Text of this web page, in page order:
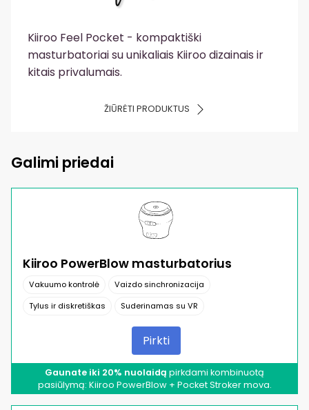
Kiiroo Feel Pocket - kompaktiški
masturbatoriai su unikaliais Kiiroo dizainais ir
kitais privalumais.
ŽIŪRĖTI PRODUKTUS
Galimi priedai
Kiiroo PowerBlow masturbatorius
Vakuumo kontrolė
Vaizdo sinchronizacija
Tylus ir diskretiškas
Suderinamas su VR
Pirkti
Gaunate iki 20% nuolaidą pirkdami kombinuotą
pasiūlymą: Kiiroo PowerBlow + Pocket Stroker mova.